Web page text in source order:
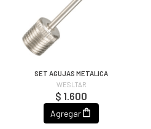
SET AGUJAS METALICA
WESLTAR
$ 1.600
Agregar